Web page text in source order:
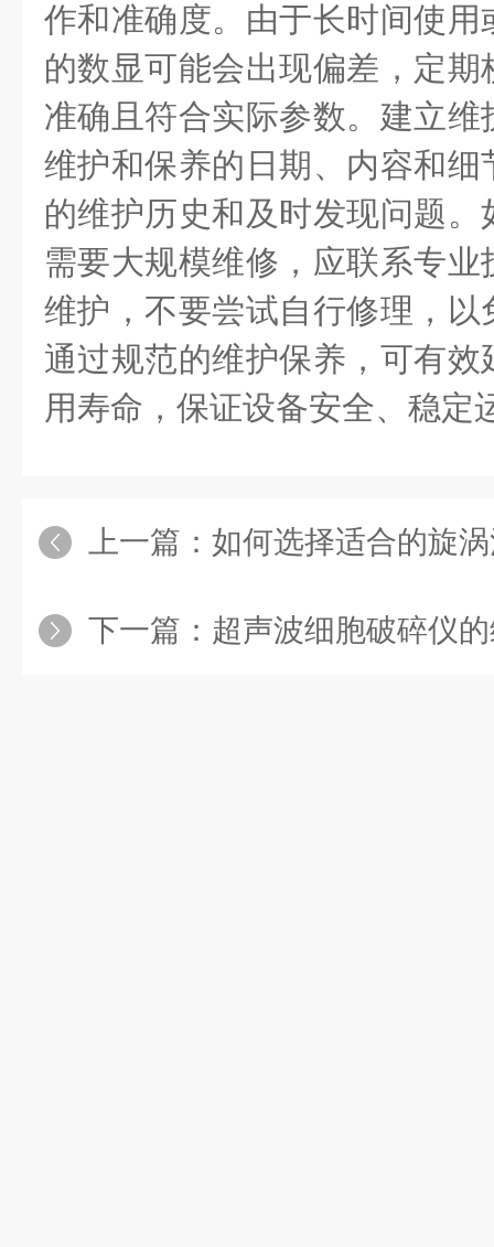
作和准确度。由于长时间使
的数显可能会出现偏差，定
准确且符合实际参数。建立
维护和保养的日期、内容和
的维护历史和及时发现问题
需要大规模维修，应联系专
维护，不要尝试自行修理，
通过规范的维护保养，可有效
用寿命，保证设备安全、稳定
上一篇： 如何选择适合的旋涡混匀
下一篇： 超声波细胞破碎仪的维护保